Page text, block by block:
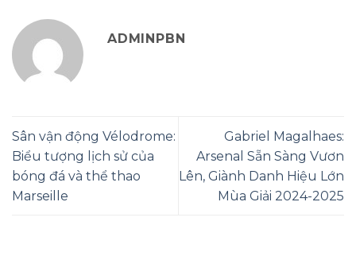
ADMINPBN
Sân vận động Vélodrome:
Biểu tượng lịch sử của
bóng đá và thể thao
Marseille
Gabriel Magalhaes:
Arsenal Sẵn Sàng Vươn
Lên, Giành Danh Hiệu Lớn
Mùa Giải 2024-2025